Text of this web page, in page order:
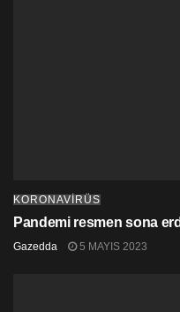
KORONAVİRÜS
Pandemi resmen sona
Gazedda 5 MAYIS 2023